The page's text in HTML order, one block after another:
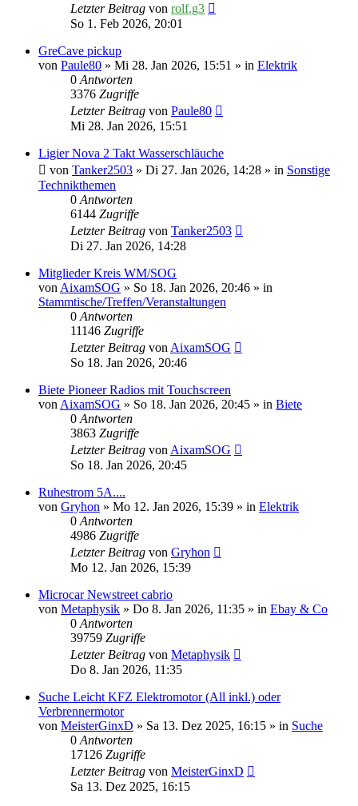
Letzter Beitrag von rolf.g3
So 1. Feb 2026, 20:01
GreCave pickup
von Paule80 » Mi 28. Jan 2026, 15:51 » in Elektrik
0Antworten
3376 Zugriffe
Letzter Beitrag von Paule80
Mi 28. Jan 2026, 15:51
Ligier Nova 2 Takt Wasserschläuche
von Tanker2503 » Di 27. Jan 2026, 14:28 » in Sonstige
Technikthemen
0Antworten
6144 Zugriffe
Letzter Beitrag von Tanker2503
Di 27. Jan 2026, 14:28
Mitglieder Kreis WM/SOG
vonAixamSOG » So 18. Jan 2026, 20:46 » in
Stammtische/Treffen/Veranstaltungen
0Antworten
11146 Zugriffe
Letzter Beitrag vonAixamSOG
So 18. Jan 2026, 20:46
Biete Pioneer Radios mit Touchscreen
vonAixamSOG » So 18. Jan 2026, 20:45 » in Biete
0Antworten
3863 Zugriffe
Letzter Beitrag vonAixamSOG
So 18. Jan 2026, 20:45
Ruhestrom 5A....
von Gryhon » Mo 12. Jan 2026, 15:39 » in Elektrik
0Antworten
4986 Zugriffe
Letzter Beitrag von Gryhon
Mo 12. Jan 2026, 15:39
Microcar Newstreet cabrio
von Metaphysik » Do 8. Jan 2026, 11:35 » in Ebay & Co
0Antworten
39759 Zugriffe
Letzter Beitrag von Metaphysik
Do 8. Jan 2026, 11:35
Suche Leicht KFZ Elektromotor (All inkl.) oder
Verbrennermotor
von MeisterGinxD » Sa 13. Dez 2025, 16:15 » in Suche
0Antworten
17126 Zugriffe
Letzter Beitrag von MeisterGinxD
Sa 13. Dez 2025, 16:15